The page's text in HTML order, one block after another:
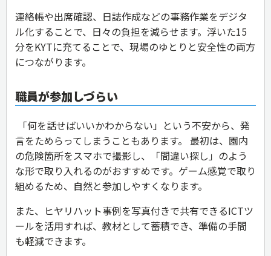
連絡帳や出席確認、日誌作成などの事務作業をデジタ
ル化することで、日々の負担を減らせます。浮いた15
分をKYTに充てることで、現場のゆとりと安全性の両方
につながります。
職員が参加しづらい
「何を話せばいいかわからない」という不安から、発
言をためらってしまうこともあります。 最初は、園内
の危険箇所をスマホで撮影し、「間違い探し」のよう
な形で取り入れるのがおすすめです。ゲーム感覚で取り
組めるため、自然と参加しやすくなります。
また、ヒヤリハット事例を写真付きで共有できるICTツ
ールを活用すれば、教材として蓄積でき、準備の手間
も軽減できます。